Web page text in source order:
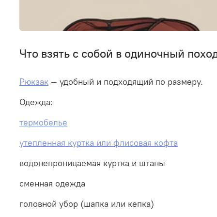
Что взять с собой в одиночный
Рюкзак — удобный и подходящий по размеру.
Одежда:
термобелье
утепленная куртка или флисовая кофта
водонепроницаемая куртка и штаны
сменная одежда
головной убор (шапка или кепка)